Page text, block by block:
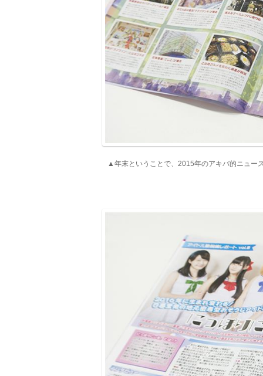
▲年末ということで、2015年のアキバ的ニュ